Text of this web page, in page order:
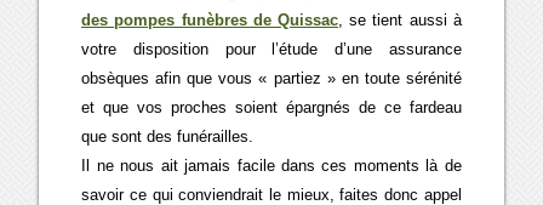
des pompes funèbres de Quissac , se tient aussi à
votre disposition pour l’étude d’une assurance
obsèques afin que vous « partiez » en toute sérénité
et que vos proches soient épargnés de ce fardeau
que sont des funérailles.
Il ne nous ait jamais facile dans ces moments là de
savoir ce qui conviendrait le mieux, faites donc appel